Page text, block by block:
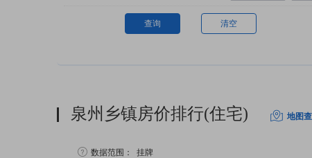
查询 清空
泉州乡镇房价排行(住宅) 地图
数据范围：
挂牌